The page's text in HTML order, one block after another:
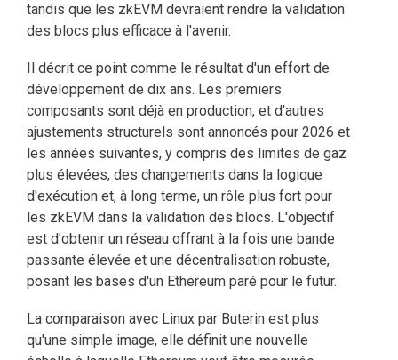
tandis que les zkEVM devraient rendre la validation
des blocs plus efficace à l'avenir.
Il décrit ce point comme le résultat d'un effort de
développement de dix ans. Les premiers
composants sont déjà en production, et d'autres
ajustements structurels sont annoncés pour 2026 et
les années suivantes, y compris des limites de gaz
plus élevées, des changements dans la logique
d'exécution et, à long terme, un rôle plus fort pour
les zkEVM dans la validation des blocs. L'objectif
est d'obtenir un réseau offrant à la fois une bande
passante élevée et une décentralisation robuste,
posant les bases d'un Ethereum paré pour le futur.
La comparaison avec Linux par Buterin est plus
qu'une simple image, elle définit une nouvelle